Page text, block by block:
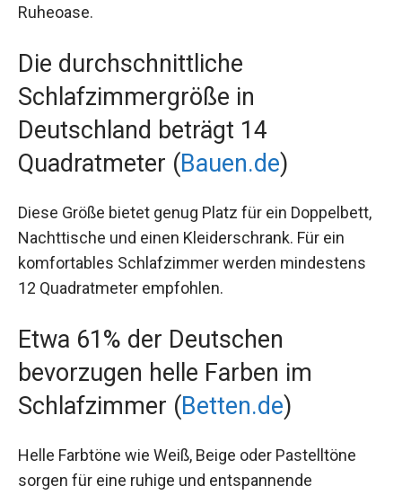
Ruheoase.
Die durchschnittliche
Schlafzimmergröße in
Deutschland beträgt 14
Quadratmeter (Bauen.de)
Diese Größe bietet genug Platz für ein Doppelbett,
Nachttische und einen Kleiderschrank. Für ein
komfortables Schlafzimmer werden mindestens
12 Quadratmeter empfohlen.
Etwa 61% der Deutschen
bevorzugen helle Farben im
Schlafzimmer (Betten.de)
Helle Farbtöne wie Weiß, Beige oder Pastelltöne
sorgen für eine ruhige und entspannende